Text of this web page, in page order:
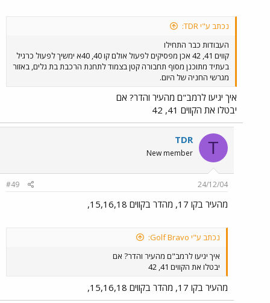
נכתב ע"י TDR:
העבודות כבר התחילו
קווים 41, 42 אכן מפסיקים לפעול אולם קו 40, 40א ימשיך לפעול כרגיל
בעתיד מתוכנן מסוף תחבורה קטן בצמוד לתחנת הרכבת בת גלים, באזור
מגרשי החניה של היום.
איך יגיעו לרמב"ם מהעיר והדר? אם
יבטלו את הקווים 41, 42
T
TDR
New member
24/12/04
#49
מהעיר בקו 17, מהדר בקווים 15,16,18,
נכתב ע"י Golf Bravo:
איך יגיעו לרמב"ם מהעיר והדר? אם
יבטלו את הקווים 41, 42
מהעיר בקו 17, מהדר בקווים 15,16,18,